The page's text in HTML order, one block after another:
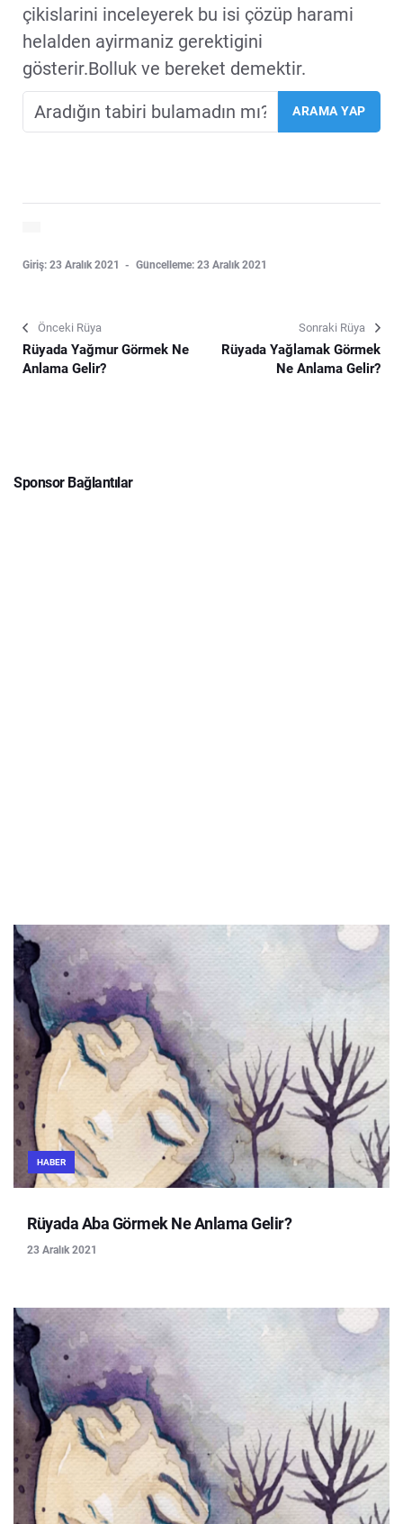
çikislarini inceleyerek bu isi çözüp harami
helalden ayirmaniz gerektigini
gösterir.Bolluk ve bereket demektir.
Giriş: 23 Aralık 2021 Güncelleme: 23 Aralık 2021
Önceki Rüya
Rüyada Yağmur Görmek Ne
Anlama Gelir?
Sonraki Rüya
Rüyada Yağlamak Görmek
Ne Anlama Gelir?
Sponsor Bağlantılar
HABER
Rüyada Aba Görmek Ne Anlama Gelir?
23 Aralık 2021